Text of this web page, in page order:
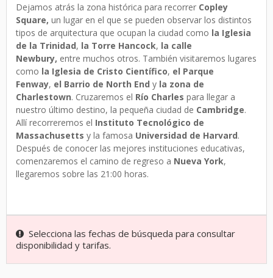
Dejamos atrás la zona histórica para recorrer Copley
Square, un lugar en el que se pueden observar los distintos
tipos de arquitectura que ocupan la ciudad como la Iglesia
de la Trinidad, la Torre Hancock, la calle
Newbury, entre muchos otros. También visitaremos lugares
como la Iglesia de Cristo Científico, el Parque
Fenway, el Barrio de North End y la zona de
Charlestown. Cruzaremos el Río Charles para llegar a
nuestro último destino, la pequeña ciudad de Cambridge.
Allí recorreremos el Instituto Tecnológico de
Massachusetts y la famosa Universidad de Harvard.
Después de conocer las mejores instituciones educativas,
comenzaremos el camino de regreso a Nueva York,
llegaremos sobre las 21:00 horas.
Selecciona las fechas de búsqueda para consultar
disponibilidad y tarifas.